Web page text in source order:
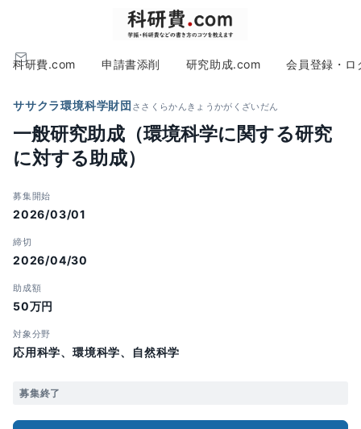
科研費.com 申請書添削 研究助成.com 会員登録・ロ
ササクラ環境科学財団 ささくらかんきょうかがくざいだん
一般研究助成（環境科学に関する研究
に対する助成）
募集開始
2026/03/01
締切
2026/04/30
助成額
50万円
対象分野
応用科学、環境科学、自然科学
募集終了